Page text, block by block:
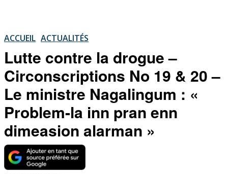
ACCUEIL ACTUALITÉS
Lutte contre la drogue –
Circonscriptions No 19 & 20 –
Le ministre Nagalingum : «
Problem-la inn pran enn
dimeasion alarman »